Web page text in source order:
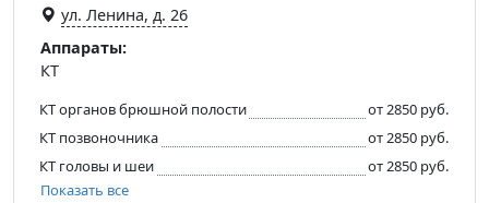
ул. Ленина, д. 26
Аппараты:
КТ
КТ органов брюшной полости
от 2850 руб.
КТ позвоночника
от 2850 руб.
КТ головы и шеи
от 2850 руб.
Показать все